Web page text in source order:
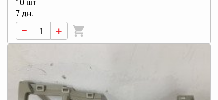
10 шт
7 дн.
− +